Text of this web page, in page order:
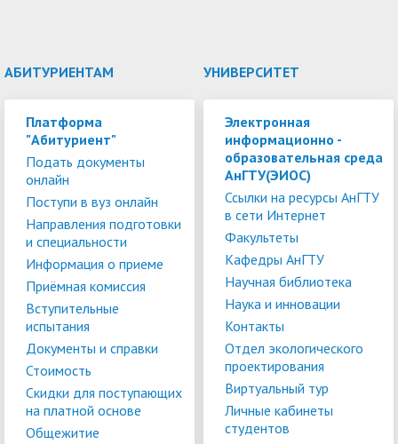
АБИТУРИЕНТАМ
Платформа
"Абитуриент"
Подать документы
онлайн
Поступи в вуз онлайн
Направления подготовки
и специальности
Информация о приеме
Приёмная комиссия
Вступительные
испытания
Документы и справки
Стоимость
Скидки для поступающих
на платной основе
Общежитие
УНИВЕРСИТЕТ
Электронная
информационно -
образовательная среда
АнГТУ(ЭИОС)
Ссылки на ресурсы АнГТУ
в сети Интернет
Факультеты
Кафедры АнГТУ
Научная библиотека
Наука и инновации
Контакты
Отдел экологического
проектирования
Виртуальный тур
Личные кабинеты
студентов